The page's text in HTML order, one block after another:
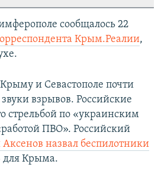
сообщалось 22
Крым.Реалии,
и Севастополе почти
взрывов. Российские
стрельбой по «украинским
ПВО». Российский
Аксенов назвал беспилотники
для Крыма.